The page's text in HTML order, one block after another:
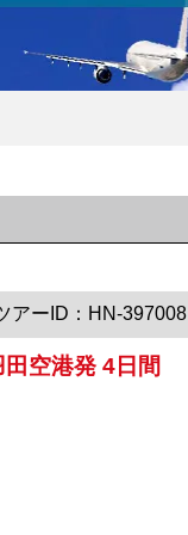
アーID：HN-397008
空港発 4日間